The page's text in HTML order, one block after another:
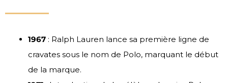
1967 : Ralph Lauren lance sa première ligne de
cravates sous le nom de Polo, marquant le début
de la marque.